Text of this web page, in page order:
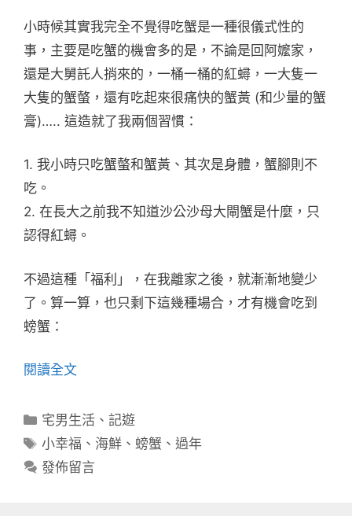
小時候其實我完全不覺得吃蟹是一種很儀式性的
事，主要是吃蟹的機會多的是，不論是回阿嬤家，
還是大舅託人捎來的，一桶一桶的紅蟳，一大隻一
大隻的蟹螫，還有吃起來很痛快的蟹黃 (和少量的蟹
膏)….. 這造就了我兩個習慣：
1. 我小時只吃蟹螫和蟹黃、其次是身體，蟹腳則不
吃。
2. 在長大之前我不知道沙公沙母大閘蟹是什麼，只
認得紅蟳。
不過這種「福利」，在我離家之後，就漸漸地變少
了。算一算，也只剩下這幾種場合，才有機會吃到
螃蟹：
閱讀全文
分
類
宅男生活 、記遊
標
籤
小幸福 、 海鮮 、螃蟹 、過年
發佈留言